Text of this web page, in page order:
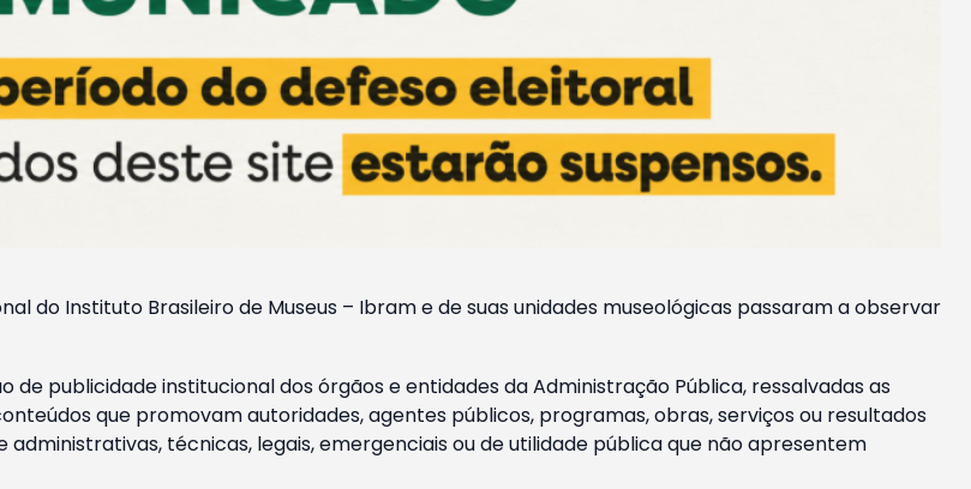
do Instituto Brasileiro de Museus – Ibram e de suas unidades museológicas passaram a observar
de publicidade institucional dos órgãos e entidades da Administração Pública, ressalvadas as
que promovam autoridades, agentes públicos, programas, obras, serviços ou resultados
técnicas, legais, emergenciais ou de utilidade pública que não apresentem